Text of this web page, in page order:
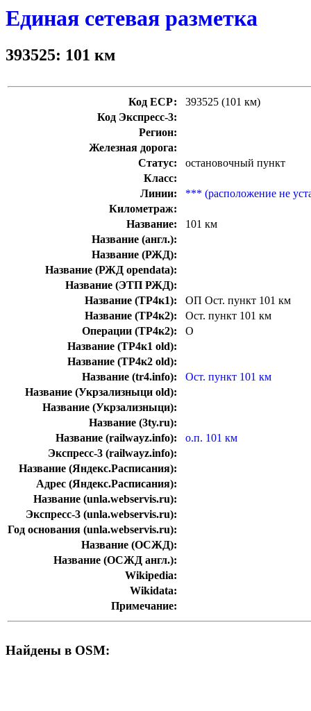
Единая сетевая разметка
393525: 101 км
Код ЕСР:
393525 (101 км)
Код Экспресс-3:
Регион:
Железная дорога:
Статус:
остановочный пункт
Класс:
Линии:
*** (расположение не
Километраж:
Название:
101 км
Название (англ.):
Название (РЖД):
Название (РЖД opendata):
Название (ЭТП РЖД):
Название (ТР4к1):
ОП Ост. пункт 101 км
Название (ТР4к2):
Ост. пункт 101 км
Операции (ТР4к2):
О
Название (ТР4к1 old):
Название (ТР4к2 old):
Название (tr4.info):
Ост. пункт 101 км
Название (Укрзализныци old):
Название (Укрзализныци):
Название (3ty.ru):
Название (railwayz.info):
о.п. 101 км
Экспресс-3 (railwayz.info):
Название (Яндекс.Расписания):
Адрес (Яндекс.Расписания):
Название (unla.webservis.ru):
Экспресс-3 (unla.webservis.ru):
Год основания (unla.webservis.ru):
Название (ОСЖД):
Название (ОСЖД англ.):
Wikipedia:
Wikidata:
Примечание:
Найдены в OSM: